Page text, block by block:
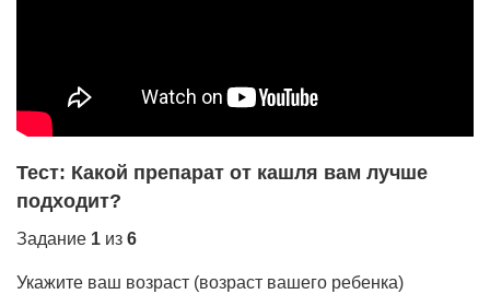
Тест: Какой препарат от кашля вам лучше
подходит?
Задание 1 из 6
Укажите ваш возраст (возраст вашего ребенка)